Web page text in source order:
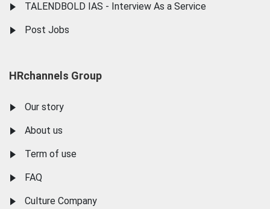
TALENDBOLD IAS - Interview As a Service
Post Jobs
HRchannels Group
Our story
About us
Term of use
FAQ
Culture Company